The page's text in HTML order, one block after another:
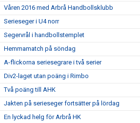
Våren 2016 med Arbrå Handbollsklubb
Serieseger i U4 norr
Segervrål i handbollstemplet
Hemmamatch på söndag
A-flickorna seriesegrare i två serier
Div2-laget utan poäng i Rimbo
Två poäng till AHK
Jakten på serieseger fortsätter på lördag
En lyckad helg för Arbrå HK